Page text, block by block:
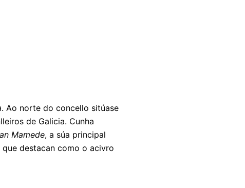
. Ao norte do concello sitúase
de Galicia. Cunha
Mamede, a súa principal
destacan como o acivro